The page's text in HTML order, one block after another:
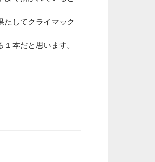
たしてクライマック
本だと思います。